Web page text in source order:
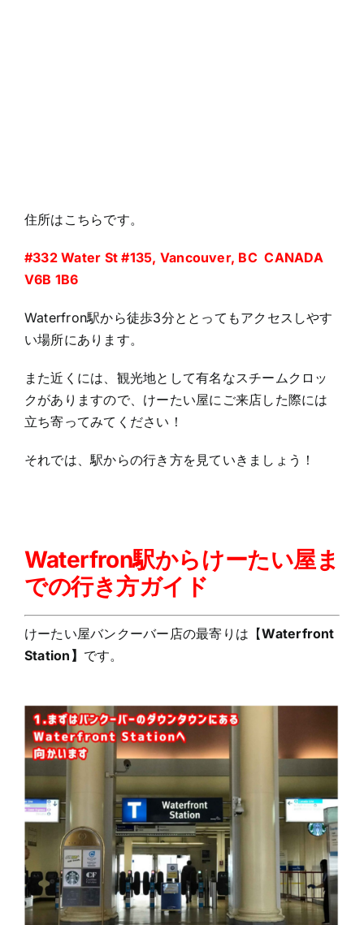
住所はこちらです。
#332 Water St #135, Vancouver, BC CANADA
V6B 1B6
Waterfron駅から徒歩3分ととってもアクセスしやす
い場所にあります。
また近くには、観光地として有名なスチームクロッ
クがありますので、けーたい屋にご来店した際には
立ち寄ってみてください！
それでは、駅からの行き方を見ていきましょう！
Waterfron駅からけーたい屋ま
での行き方ガイド
けーたい屋バンクーバー店の最寄りは【Waterfront
Station】 です。